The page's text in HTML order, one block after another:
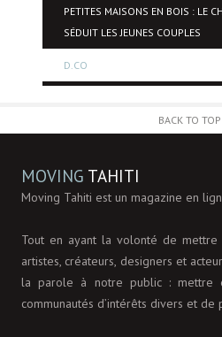
PETITES MAISONS EN BOIS : LE
SÉDUIT LES JEUNES COUPLES
D.CO
BACK TO TOP
MOVING TAHITI
Moving Tahiti est un magazine en
Tout en ayant la volonté de
artistes, créateurs, designers et
la parole à notre public : mettre
communautés d’intérêts divers et de